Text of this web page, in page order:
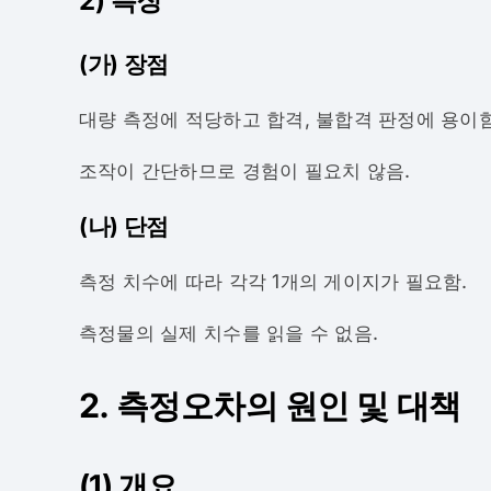
(가) 장점
대량 측정에 적당하고 합격, 불합격 판정에 용이
조작이 간단하므로 경험이 필요치 않음.
(나) 단점
측정 치수에 따라 각각 1개의 게이지가 필요함.
측정물의 실제 치수를 읽을 수 없음.
2. 측정오차의 원인 및 대책